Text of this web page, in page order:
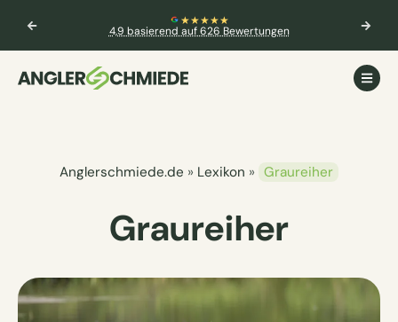
★★★★★
auf 626 Bewertungen
🎣 AktuelleWeitere
Anglerschmiede.de » Lexikon » Graureiher
Graureiher